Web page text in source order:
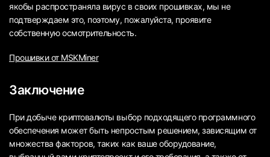
якобы распространяла вирус в своих прошивках, мы не
подтверждаем это, поэтому, пожалуйста, проявите
собственную осмотрительность.
Прошивки от MSKMiner
Заключение
При добыче криптовалюты выбор подходящего программного
обеспечения может быть непростым решением, зависящим от
множества факторов, таких как ваше оборудование,